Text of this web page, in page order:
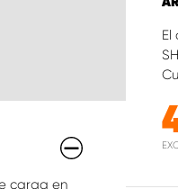
carga en